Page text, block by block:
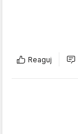
Reaguj